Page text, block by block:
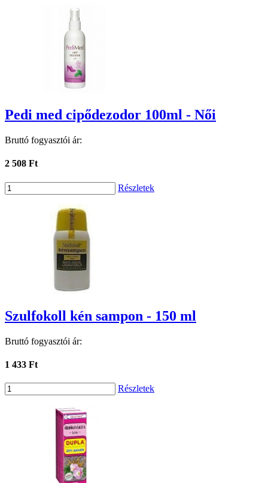
Pedi med cipődezodor 100ml - Női
Bruttó fogyasztói ár:
2 508 Ft
Részletek
Szulfokoll kén sampon - 150 ml
Bruttó fogyasztói ár:
1 433 Ft
Részletek